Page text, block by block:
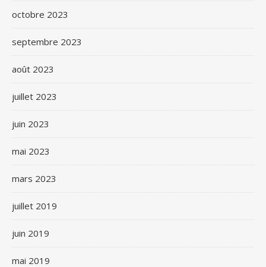
octobre 2023
septembre 2023
août 2023
juillet 2023
juin 2023
mai 2023
mars 2023
juillet 2019
juin 2019
mai 2019